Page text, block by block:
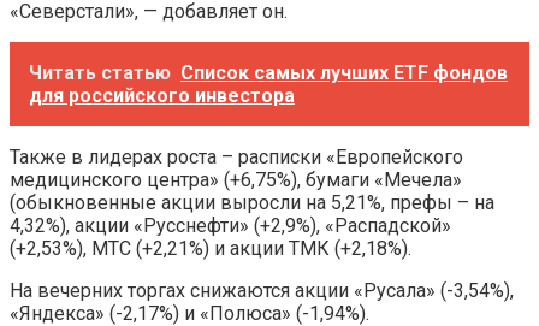
«Северстали», — добавляет он.
Читать статью Список самых лучших ETF фондов
для российского инвестора
Также в лидерах роста – расписки «Европейского
медицинского центра» (+6,75%), бумаги «Мечела»
(обыкновенные акции выросли на 5,21%, префы – на
4,32%), акции «Русснефти» (+2,9%), «Распадской»
(+2,53%), МТС (+2,21%) и акции ТМК (+2,18%).
На вечерних торгах снижаются акции «Русала» (-3,54%),
«Яндекса» (-2,17%) и «Полюса» (-1,94%).